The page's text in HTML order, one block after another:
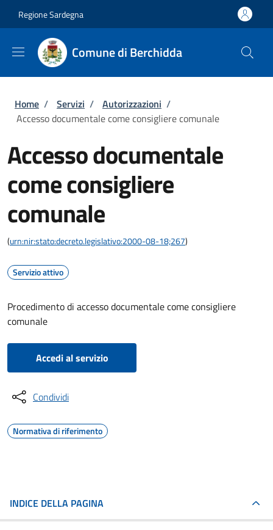
Regione Sardegna
Comune di Berchidda
Briciole di pane
Home / Servizi / Autorizzazioni /
Accesso documentale come consigliere comunale
Accesso documentale
come consigliere
comunale
(urn:nir:stato:decreto.legislativo:2000-08-18;267)
Servizio attivo
Procedimento di accesso documentale come consigliere
comunale
Accedi al servizio
Condividi
Normativa di riferimento
INDICE DELLA PAGINA